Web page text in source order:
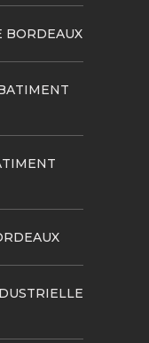
BORDEAUX